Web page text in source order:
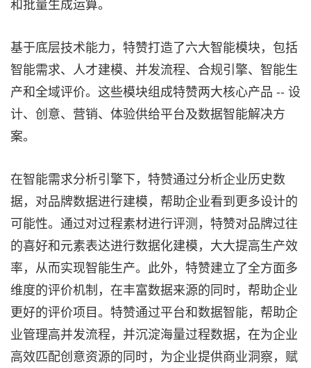
基于底层技术能力，特赞打造了六大智能模块，包括
智能需求、人才建模、并发流程、合规引擎、智能生
产和全域评价。这些模块组成特赞两大核心产品 -- 设
计、创意、营销、体验供给平台及数据智能解决方
案。
在智能需求分析引擎下，特赞通过分析企业历史数
据，对品牌数据进行建模，帮助企业看到更多设计的
可能性。通过对过程素材进行评测，特赞对品牌过往
的喜好和元素表达进行数据化建模，大大提高生产效
率，从而实现智能生产。此外，特赞建立了全方面多
维度的评价机制，在丰富数据来源的同时，帮助企业
更好的评价项目。特赞通过平台和数据智能，帮助企
业管理高并发流程，并沉淀海量过程数据，在为企业
高效匹配创意资源的同时，为企业提供商业洞察，赋